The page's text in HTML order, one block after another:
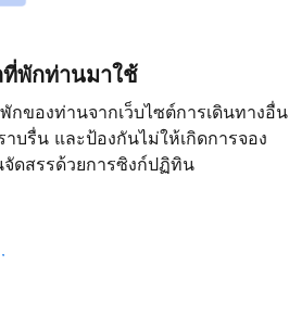
พักท่านมาใช้
กของท่านจากเว็บไซต์การเดินทางอื่น
าบรื่น และป้องกันไม่ให้เกิดการจอง
จัดสรรด้วยการซิงก์ปฏิทิน
แต่วันนี้